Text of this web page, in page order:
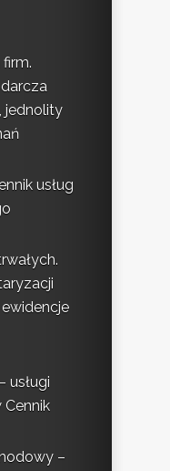
jednolity
usług
usługi
Cennik
–